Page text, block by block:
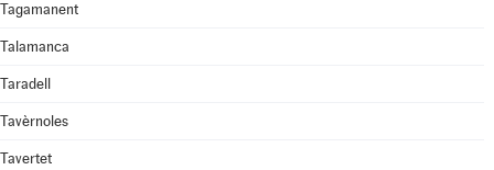
Tagamanent
Talamanca
Taradell
Tavèrnoles
Tavertet